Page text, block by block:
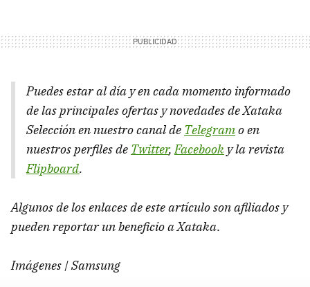
Puedes estar al día y en cada momento informado
de las principales ofertas y novedades de Xataka
Selección en nuestro canal de Telegramo en
nuestros perfiles de Twitter,Facebook y la revista
Flipboard.
Algunos de los enlaces de este artículo son afiliados y
pueden reportar un beneficio a Xataka.
Imágenes | Samsung